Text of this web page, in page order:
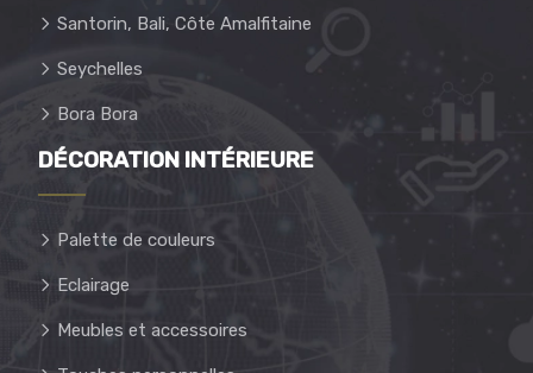
Santorin, Bali, Côte Amalfitaine
Seychelles
Bora Bora
DÉCORATION INTÉRIEURE
Palette de couleurs
Eclairage
Meubles et accessoires